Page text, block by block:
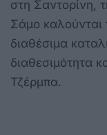
στη Σαντορίνη,
Σάμο
διαθέσιμα
διαθεσιμότητα
Τζέρμπα.